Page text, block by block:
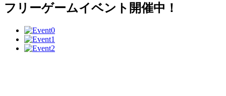
フリーゲームイベント開催中！